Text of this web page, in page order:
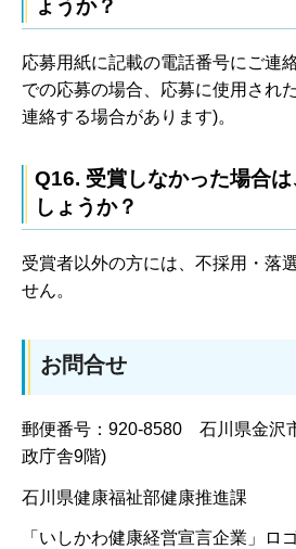
ょうか？
応募用紙に記載の電話番号にご連
での応募の場合、応募に使用され
連絡する場合があります)。
Q16. 受賞しなかった場合
しょうか？
受賞者以外の方には、不採用・落
せん。
お問合せ
郵便番号：920-8580 石川県金沢
政庁舎9階)
石川県健康福祉部健康推進課
「いしかわ健康経営宣言企業」ロ